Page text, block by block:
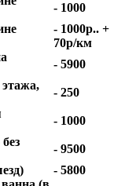
- 1000
- 1000р.. +
70р/км
- 5900
- 250
- 1000
- 9500
- 5800